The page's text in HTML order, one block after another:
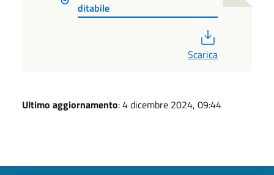
ditabile
Scarica
Ultimo aggiornamento: 4 dicembre 2024, 09:44